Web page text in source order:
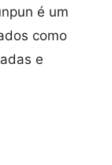
é um
como
e